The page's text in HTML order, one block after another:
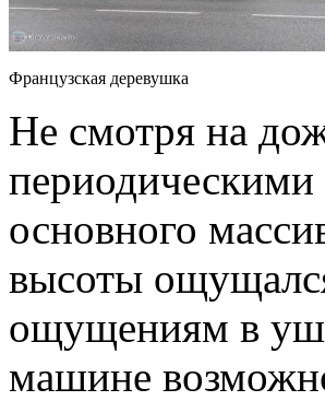
Французская деревушка
Не смотря на
периодическими
основного
высоты
ощущениям в
машине